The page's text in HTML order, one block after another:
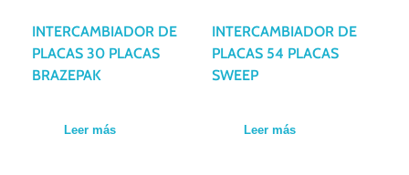
INTERCAMBIADOR DE
PLACAS 30 PLACAS
BRAZEPAK
Leer más
INTERCAMBIADOR DE
PLACAS 54 PLACAS
SWEEP
Leer más